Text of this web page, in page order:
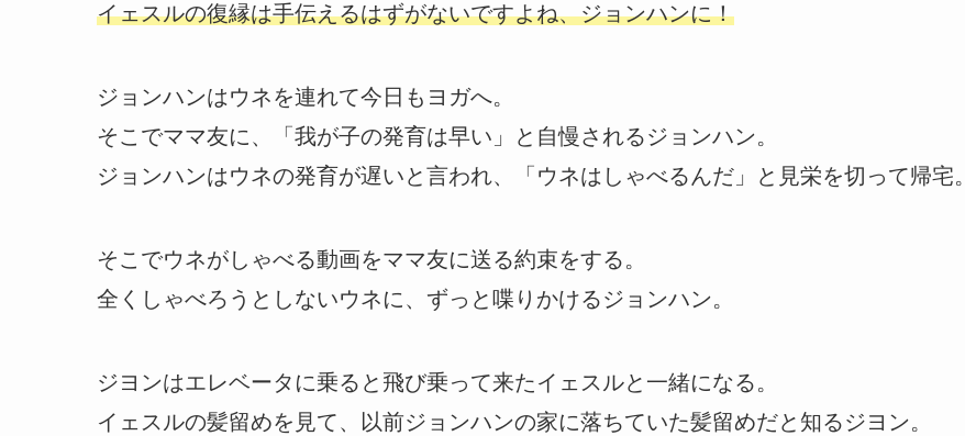
イェスルの復縁は手伝えるはずがないですよね、ジョンハンに！
ジョンハンはウネを連れて今日もヨガへ。
そこでママ友に、「我が子の発育は早い」と自慢されるジョンハン。
ジョンハンはウネの発育が遅いと言われ、「ウネはしゃべるんだ」と見栄を切って帰宅。
そこでウネがしゃべる動画をママ友に送る約束をする。
全くしゃべろうとしないウネに、ずっと喋りかけるジョンハン。
ジヨンはエレベータに乗ると飛び乗って来たイェスルと一緒になる。
イェスルの髪留めを見て、以前ジョンハンの家に落ちていた髪留めだと知るジヨン。